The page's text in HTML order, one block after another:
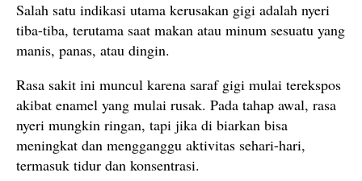
Salah satu indikasi utama kerusakan gigi adalah nyeri
tiba-tiba, terutama saat makan atau minum sesuatu yang
manis, panas, atau dingin.
Rasa sakit ini muncul karena saraf gigi mulai terekspos
akibat enamel yang mulai rusak. Pada tahap awal, rasa
nyeri mungkin ringan, tapi jika di biarkan bisa
meningkat dan mengganggu aktivitas sehari-hari,
termasuk tidur dan konsentrasi.